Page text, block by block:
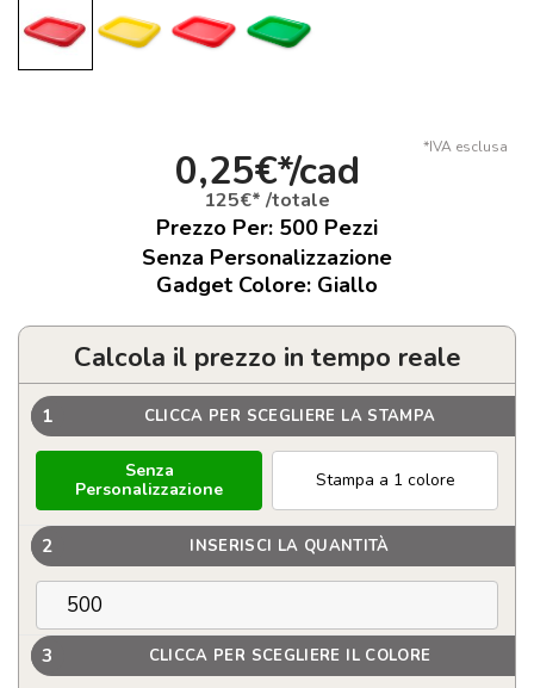
*IVA esclusa
0,25€*/cad
125€* /totale
Prezzo Per: 500 Pezzi
Senza Personalizzazione
Gadget Colore: Giallo
Calcola il prezzo in tempo reale
1 CLICCA PER SCEGLIERE LA STAMPA
Senza
Personalizzazione
Stampa a 1 colore
2 INSERISCI LA QUANTITÀ
3 CLICCA PER SCEGLIERE IL COLORE